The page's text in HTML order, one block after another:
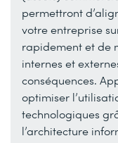
permettront
votre entreprise
rapidement et de
internes et
conséquences.
optimiser
technologiques
l’architecture